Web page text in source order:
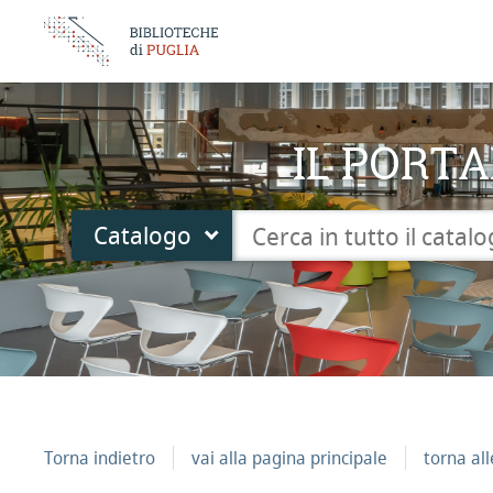
IL
Catalogo cambiaCerca su "Catalogo"
Torna indietro vai alla pagina principale torna